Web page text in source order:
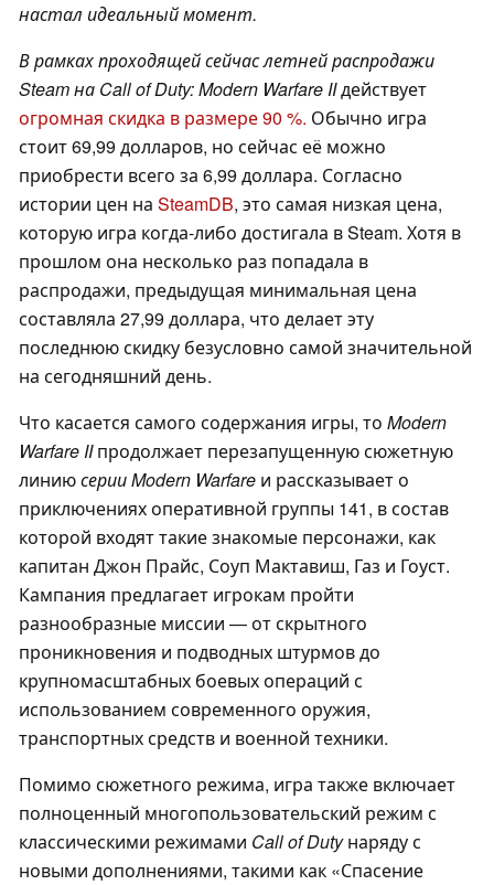
настал идеальный момент.
В рамках проходящей сейчас летней распродажи
Steam на Call of Duty: Modern Warfare IIдействует
огромная скидка в размере 90 %. Обычно игра
стоит 69,99 долларов, но сейчас её можно
приобрести всего за 6,99 доллара. Согласно
истории цен на SteamDB, это самая низкая цена,
которую игра когда-либо достигала в Steam. Хотя в
прошлом она несколько раз попадала в
распродажи, предыдущая минимальная цена
составляла 27,99 доллара, что делает эту
последнюю скидку безусловно самой значительной
на сегодняшний день.
Что касается самого содержания игры, то Modern
Warfare IIпродолжает перезапущенную сюжетную
линиюсерии Modern Warfare и рассказывает о
приключениях оперативной группы 141, в состав
которой входят такие знакомые персонажи, как
капитан Джон Прайс, Соуп Мактавиш, Газ и Гоуст.
Кампания предлагает игрокам пройти
разнообразные миссии — от скрытного
проникновения и подводных штурмов до
крупномасштабных боевых операций с
использованием современного оружия,
транспортных средств и военной техники.
Помимо сюжетного режима, игра также включает
полноценный многопользовательский режим с
классическими режимами Call of Dutyнаряду с
новыми дополнениями, такими как «Спасение